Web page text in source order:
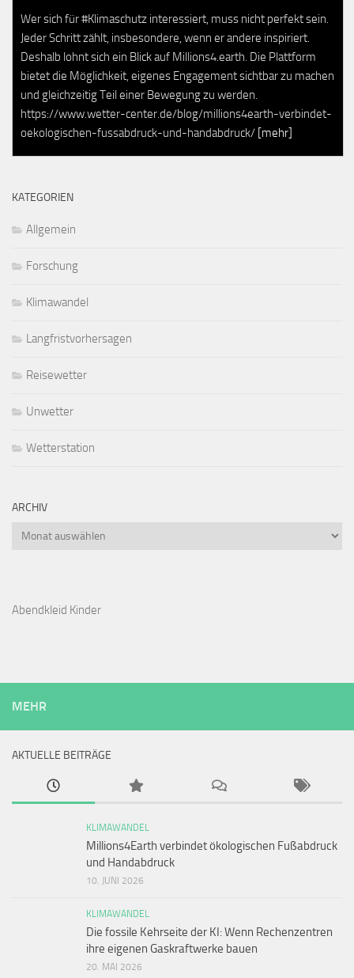
Wer sich für #Klimaschutz interessiert, muss nicht perfekt sein.
Jeder Schritt zählt, insbesondere, wenn er andere inspiriert.
Deshalb lohnt sich ein Blick auf Millions4.earth. Die Plattform
bietet die Möglichkeit, eigenes Engagement sichtbar zu machen
und gleichzeitig Teil einer Bewegung zu werden.
https://www.wetter-center.de/blog/millions4earth-verbindet-
oekologischen-fussabdruck-und-handabdruck/ [mehr]
KATEGORIEN
Allgemein
Forschung
Klimawandel
Langfristvorhersagen
Reisewetter
Unwetter
Wetterstation
ARCHIV
Archiv
Abendkleid Kinder
MEHR
AKTUELLE BEITRÄGE
KLIMAWANDEL
Millions4Earth verbindet ökologischen Fußabdruck
und Handabdruck
10. JUNI 2026
KLIMAWANDEL
Die fossile Kehrseite der KI: Wenn Rechenzentren
ihre eigenen Gaskraftwerke bauen
20. MAI 2026